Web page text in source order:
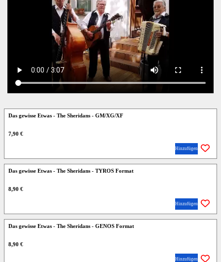
Das gewisse Etwas - The Sheridans - GM/XG/XF
7,90 €
Hinzufügen
Das gewisse Etwas - The Sheridans - TYROS Format
8,90 €
Hinzufügen
Das gewisse Etwas - The Sheridans - GENOS Format
8,90 €
Hinzufügen